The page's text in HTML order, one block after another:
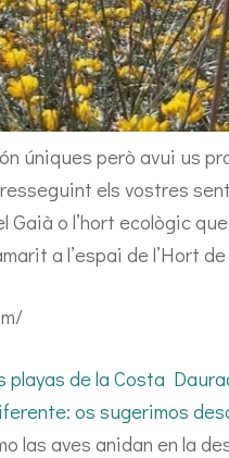
úniques però avui us
els vostres
Gaià o l’hort ecològic
a l’espai de l’Hort
playas de la Costa
os sugerimos
las aves anidan en la